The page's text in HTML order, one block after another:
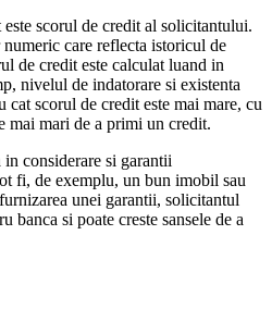
scorul de credit al solicitantului.
care reflecta istoricul de
de credit este calculat luand in
nivelul de indatorare si existenta
cat scorul de credit este mai mare, cu
mai mari de a primi un credit.
considerare si garantii
fi, de exemplu, un bun imobil sau
unei garantii, solicitantul
banca si poate creste sansele de a